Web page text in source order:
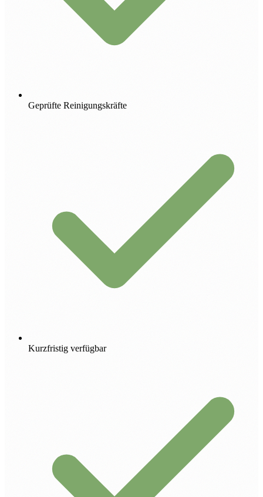
Geprüfte Reinigungskräfte
Kurzfristig verfügbar